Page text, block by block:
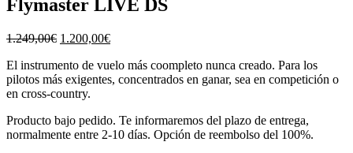
Flymaster LIVE DS
1.249,00€ El
original
era:
1.249,00€.
1.200,00€El
actual
es:
El instrumento de vuelo más coompleto nunca creado. Para los
pilotos más exigentes, concentrados en ganar, sea en competición o
en cross-country.
Producto bajo pedido. Te informaremos del plazo de entrega,
normalmente entre 2-10 días. Opción de reembolso del 100%.